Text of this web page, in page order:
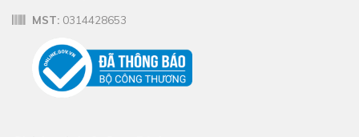
MST: 0314428653